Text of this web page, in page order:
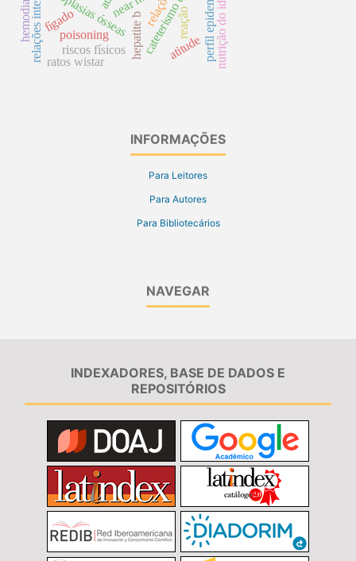
hepatite b
neoplasias ósseas
poisoning
riscos físicos
reação
hemodialíse
ratos wistar
fígado nutrição do idoso
atitude
INFORMAÇÕES
Para Leitores
Para Autores
Para Bibliotecários
NAVEGAR
INDEXADORES, BASE DE DADOS E
REPOSITÓRIOS